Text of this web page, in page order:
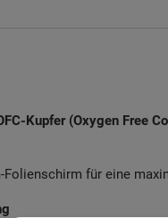
Kupfer (Oxygen Free
für eine